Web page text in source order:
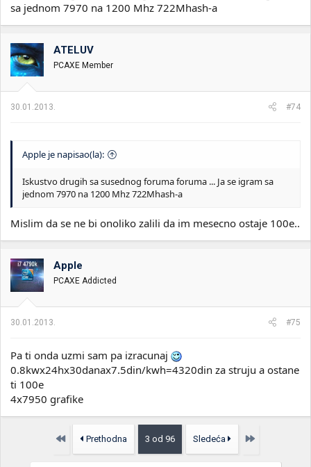
sa jednom 7970 na 1200 Mhz 722Mhash-a
ATELUV
PCAXE Member
30.01.2013. #74
Apple je napisao(la):
Iskustvo drugih sa susednog foruma foruma ... Ja se igram sa
jednom 7970 na 1200 Mhz 722Mhash-a
Mislim da se ne bi onoliko zalili da im mesecno ostaje 100e..
Apple
PCAXE Addicted
30.01.2013. #75
Pa ti onda uzmi sam pa izracunaj
0.8kwx24hx30danax7.5din/kwh=4320din za struju a ostane
ti 100e
4x7950 grafike
Prvo Prethodna 3 od 96 Sledeća Poslednja